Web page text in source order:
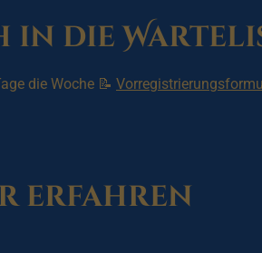
in die
die Woche 📝
erfahren